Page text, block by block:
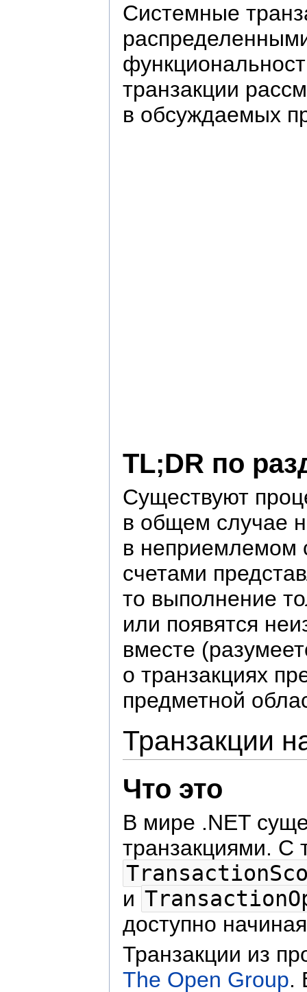
Системные
транзакции
в обсуждаемых
TL;DR по
Существуют
в общем случае
в неприемлемом
счетами
то выполнение
или появятся
вместе
о транзакциях
предметной
Транзакции
Что это
В мире .NET
транзакциями. С
и
доступно
Транзакции из
The Open Group.